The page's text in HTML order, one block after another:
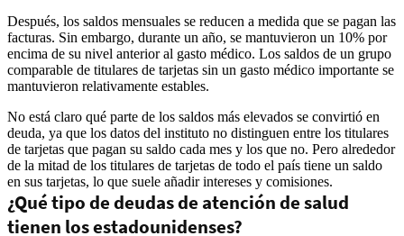
Después, los saldos mensuales se reducen a medida que se pagan las
facturas. Sin embargo, durante un año, se mantuvieron un 10% por
encima de su nivel anterior al gasto médico. Los saldos de un grupo
comparable de titulares de tarjetas sin un gasto médico importante se
mantuvieron relativamente estables.
No está claro qué parte de los saldos más elevados se convirtió en
deuda, ya que los datos del instituto no distinguen entre los titulares
de tarjetas que pagan su saldo cada mes y los que no. Pero alrededor
de la mitad de los titulares de tarjetas de todo el país tiene un saldo
en sus tarjetas, lo que suele añadir intereses y comisiones.